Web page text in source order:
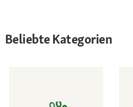
Beliebte Kategorien